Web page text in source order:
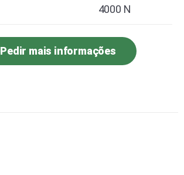
4000 N
Pedir mais informações